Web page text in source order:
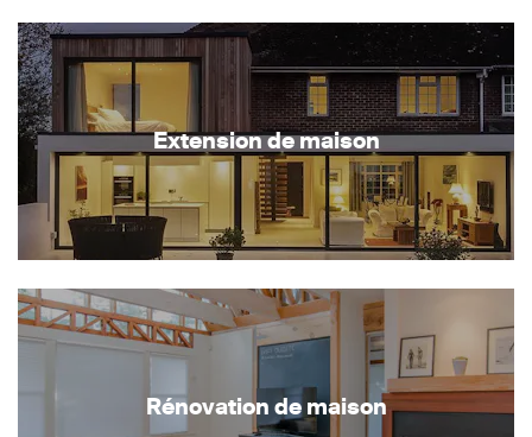
Extension de maison
Rénovation de maison